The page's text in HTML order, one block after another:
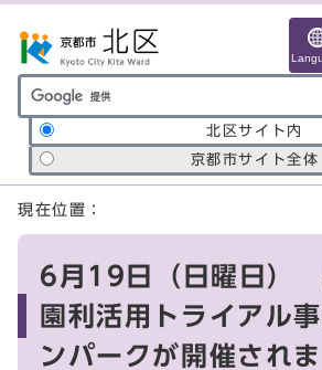
サイト内検索の範囲
北区サイト内
京都市サイト全体
ここから本文です
現在位置：
6月19日（日曜日）
園利活用トライアル
ンパークが開催されま